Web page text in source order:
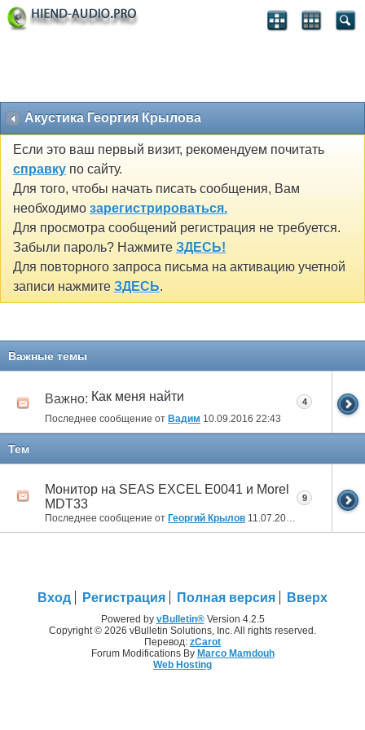
Акустика Георгия Крылова
Если это ваш первый визит, рекомендуем почитать
справку по сайту.
Для того, чтобы начать писать сообщения, Вам
необходимо зарегистрироваться.
Для просмотра сообщений регистрация не требуется.
Забыли пароль? Нажмите ЗДЕСЬ!
Для повторного запроса письма на активацию учетной
записи нажмите ЗДЕСЬ.
Важные темы
Важно: Как меня найти
Последнее сообщение от Вадим 10.09.2016 22:43
4
Тем
Монитор на SEAS EXCEL E0041 и Morel
MDT33
Последнее сообщение от Георгий Крылов 11.07.2013
9
Вход Регистрация Полная версия Вверх
Powered by vBulletin®Version 4.2.5
Copyright © 2026 vBulletin Solutions, Inc. All rights reserved.
Перевод: zCarot
Forum Modifications By Marco Mamdouh
Web Hosting